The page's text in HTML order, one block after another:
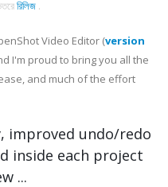
রিলিজ .
Video Editor (version
I'm proud to bring you all the
and much of the effort
improved undo/redo
inside each project
...